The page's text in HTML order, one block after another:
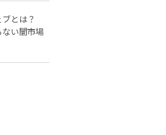
とは？
い闇市場